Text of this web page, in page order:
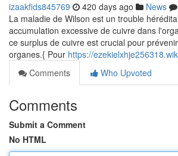
izaakfids845769 420 days ago News
La maladie de Wilson est un trouble
accumulation excessive de cuivre dans
ce surplus de cuivre est crucial pour
organes.{ Pour https://
Comments
Who Upvoted
Comments
Submit a Comment
No HTML